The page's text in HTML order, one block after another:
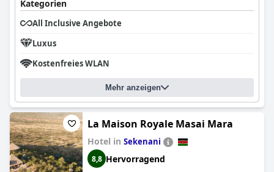
Kategorien
All Inclusive Angebote
Luxus
Kostenfreies WLAN
Mehr anzeigen
La Maison Royale Masai Mara
Hotel in Sekenani
8,8 Hervorragend